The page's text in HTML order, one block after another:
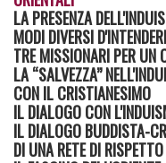
LA PRESENZA
MODI DIVERSI
TRE MISSIONARI PER UN
LA “SALVEZZA”
CON IL CRISTIANESIMO
IL DIALOGO CON
IL DIALOGO BUDDISTA-
DI UNA RETE DI